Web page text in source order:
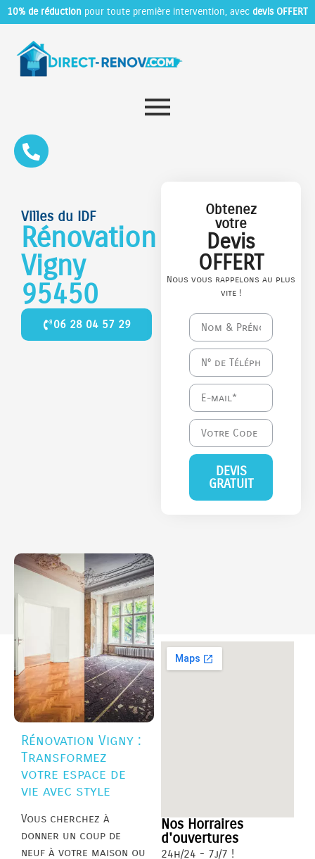
10% de réduction pour toute première intervention, avec devis OFFERT
Villes du IDF
Rénovation
Vigny
95450
06 28 04 57 29
Obtenez
votre
Devis
OFFERT
Nous vous rappelons au plus
vite !
DEVIS
GRATUIT
Rénovation Vigny :
Transformez
votre espace de
vie avec style
Vous cherchez à
donner un coup de
neuf à votre maison ou
Nos Horraires
d'ouvertures
24h/24 - 7j/7 !